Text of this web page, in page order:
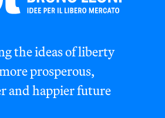
the ideas of liberty
prosperous,
and happier future